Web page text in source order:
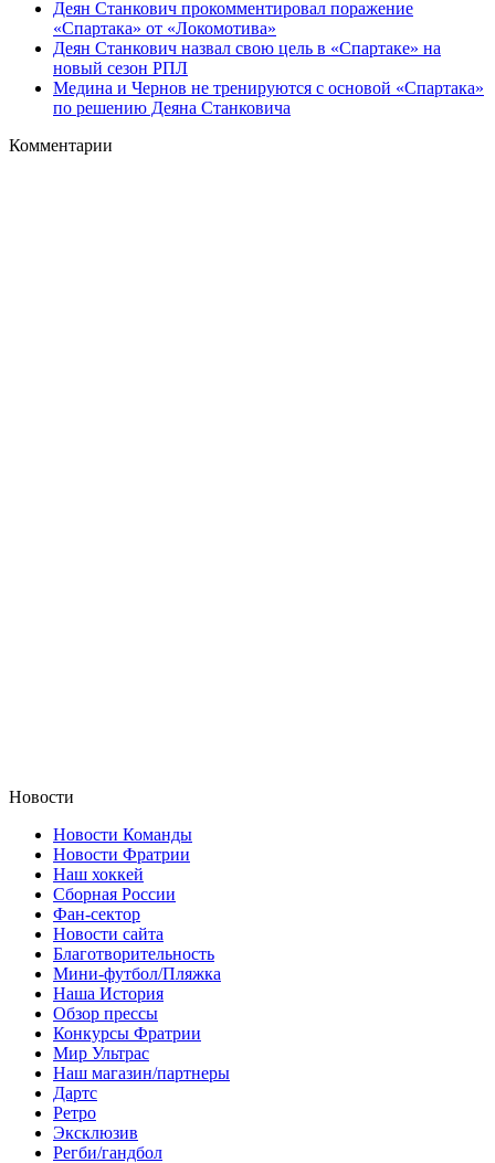
Деян Станкович прокомментировал поражение
«Спартака» от «Локомотива»
Деян Станкович назвал свою цель в «Спартаке» на
новый сезон РПЛ
Медина и Чернов не тренируются с основой «Спартака»
по решению Деяна Станковича
Комментарии
Новости
Новости Команды
Новости Фратрии
Наш хоккей
Сборная России
Фан-cектор
Новости сайта
Благотворительность
Мини-футбол/Пляжка
Наша История
Обзор прессы
Конкурсы Фратрии
Мир Ультрас
Наш магазин/партнеры
Дартс
Ретро
Эксклюзив
Регби/гандбол